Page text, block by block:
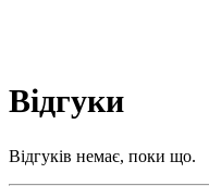
Відгуки
Відгуків немає, поки що.